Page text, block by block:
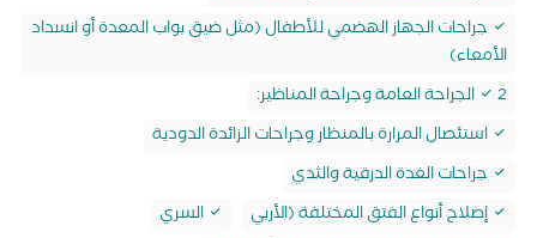
جراحات الجهاز الهضمي للأطفال (مثل ضيق بواب المعدة أو انسداد
الأمعاء)
2 الجراحة العامة وجراحة المناظير:
استئصال المرارة بالمنظار وجراحات الزائدة الدودية
جراحات الغدة الدرقية والثدي
إصلاح أنواع الفتق المختلفة (الأربي
السري